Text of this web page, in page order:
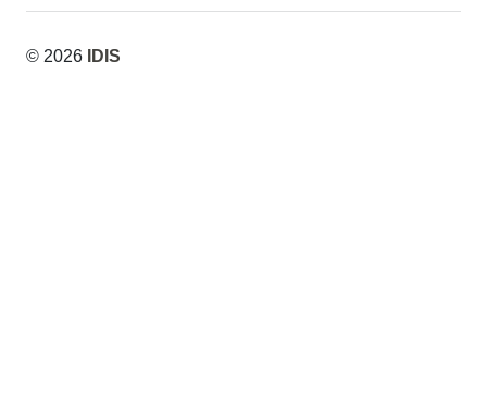
© 2026 IDIS